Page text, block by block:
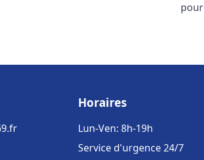
pour
Horaires
Lun-Ven: 8h-19h
Service d'urgence 24/7